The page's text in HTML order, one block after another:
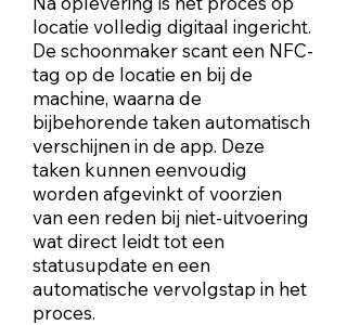
locatie volledig digitaal ingericht.
De schoonmaker scant een NFC-
tag op de locatie en bij de
machine, waarna de
bijbehorende taken automatisch
verschijnen in de app. Deze
taken kunnen eenvoudig
worden afgevinkt of voorzien
van een reden bij niet-uitvoering
wat direct leidt tot een
statusupdate en een
automatische vervolgstap in het
proces.